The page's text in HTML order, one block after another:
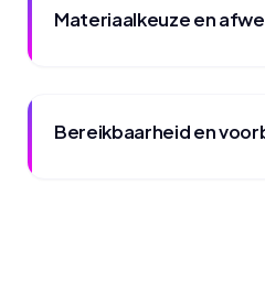
Materiaalkeuze en
Bereikbaarheid en